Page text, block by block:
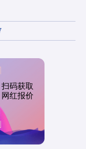
扫码获取
网红报价